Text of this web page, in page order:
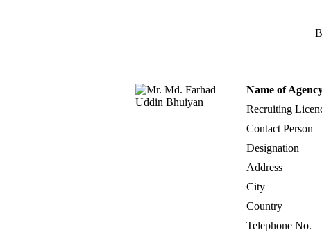
Name of
Recruiting
Contact Person
Designation
Address
City
Country
Telephone No.